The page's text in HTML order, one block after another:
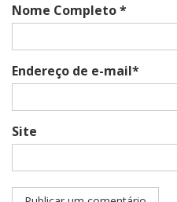
Nome Completo *
Endereço de e-mail*
Site